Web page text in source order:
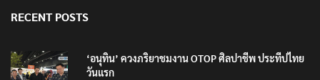
RECENT POSTS
‘อนุทิน’ ควงภริยาชมงาน OTOP ศิลปาชีพ ประทีปไทย
วันแรก